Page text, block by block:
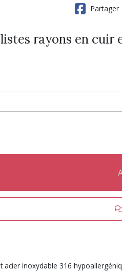
Partager
rayons en
inoxydable 316